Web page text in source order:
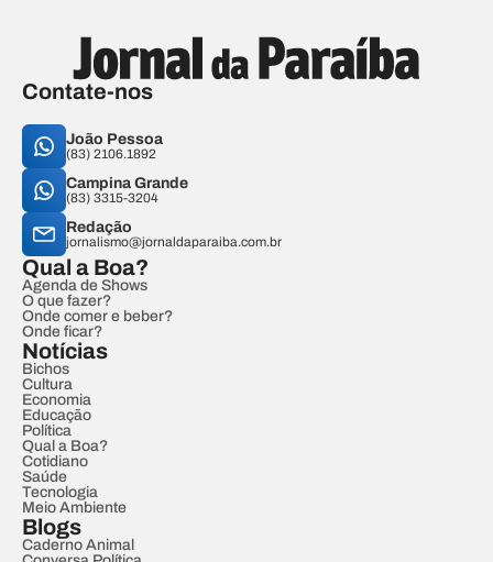
Contate-nos
João Pessoa
(83) 2106.1892
Campina Grande
(83) 3315-3204
Redação
jornalismo@jornaldaparaiba.com.br
Qual a Boa?
Agenda de Shows
O que fazer?
Onde comer e beber?
Onde ficar?
Notícias
Bichos
Cultura
Economia
Educação
Política
Qual a Boa?
Cotidiano
Saúde
Tecnologia
Meio Ambiente
Blogs
Caderno Animal